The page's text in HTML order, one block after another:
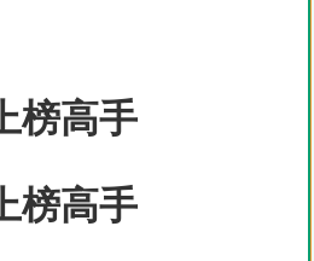
榜高手
榜高手